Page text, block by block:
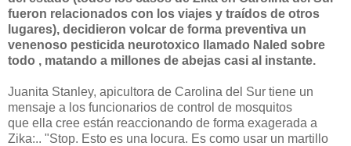
fueron relacionados con los viajes y traídos de otros
lugares), decidieron volcar de forma preventiva un
venenoso pesticida neurotoxico llamado Naled sobre
todo , matando a millones de abejas casi al instante.
Juanita Stanley, apicultora de Carolina del Sur tiene un
mensaje a los funcionarios de control de mosquitos
que ella cree están reaccionando de forma exagerada a
Zika:.. "Stop. Esto es una locura. Es como usar un martillo